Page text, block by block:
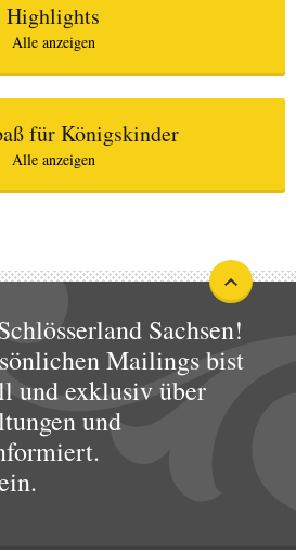
Highlights
Alle anzeigen
für Königskinder
Alle anzeigen
Sachsen!
Mailings bist
und exklusiv über
und